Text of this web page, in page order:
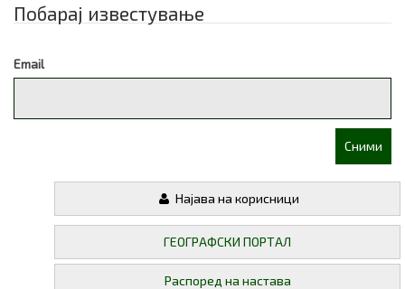
Побарај известување
Email
Најава на корисници
ГЕОГРАФСКИ ПОРТАЛ
Распоред на настава